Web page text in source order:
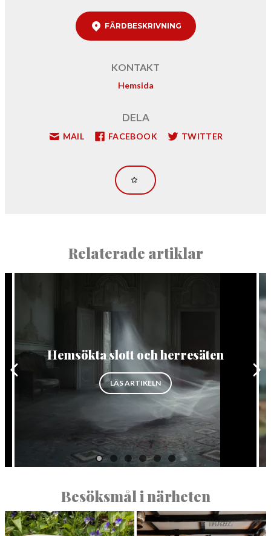
FÄRDBESKRIVNING
KONTAKT
Hemsida
DELA
MAIL FACEBOOK TWITTER
Relaterade artiklar
FLÄCKEBO HEMBYGDSGÅRD”
Hemsökta slott och herresäten
LÄS ARTIKELN”HEMSÖKTA SLOTT OCH
Besöksmål i närheten